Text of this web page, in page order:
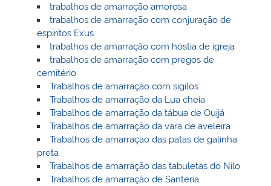
trabalhos de amarração amorosa
trabalhos de amarração com conjuração de
espíritos Exus
trabalhos de amarração com hóstia de igreja
trabalhos de amarração com pregos de
cemitério
Trabalhos de amarração com sigilos
Trabalhos de amarração da Lua cheia
Trabalhos de amarração da tábua de Ouijá
Trabalhos de amarração da vara de aveleira
Trabalhos de amarraçao das patas de galinha
preta
Trabalhos de amarração das tabuletas do Nilo
Trabalhos de amarração de Santeria